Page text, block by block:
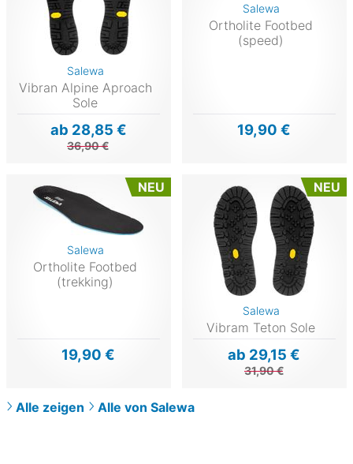
Salewa
Vibran Alpine Aproach
Sole
ab 28,85 €
36,90 €
Salewa
Ortholite Footbed
(speed)
19,90 €
NEU
Salewa
Ortholite Footbed
(trekking)
19,90 €
NEU
Salewa
Vibram Teton Sole
ab 29,15 €
31,90 €
Alle zeigen Alle von Salewa